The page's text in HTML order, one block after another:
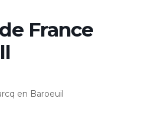
France
en Baroeuil